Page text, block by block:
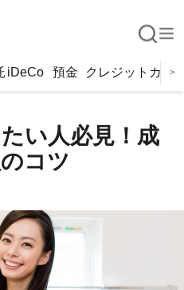
iDeCo 預金 クレジットカー
>
い人必見！成
コツ